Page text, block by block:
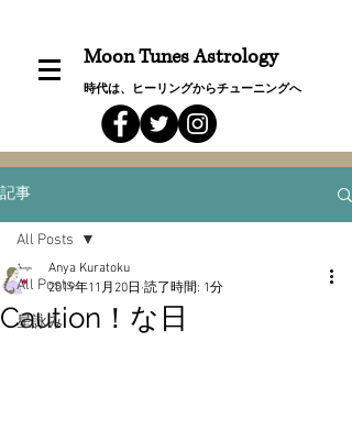
Moon Tunes Astrology
時代は、ヒーリングからチューニングへ
記事
All Posts
星詠み
All Posts
Caution！な日
Anya Kuratoku
2019年11月20日 読了時間: 1分